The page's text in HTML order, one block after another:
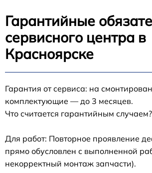
Гарантийные
сервисного центра в
Красноярске
Гарантия от сервиса: на
комплектующие — до 3 месяцев.
Что считается гарантийным случаем?
Для работ: Повторное проявление
прямо обусловлен с выполненной
некорректный монтаж запчасти).